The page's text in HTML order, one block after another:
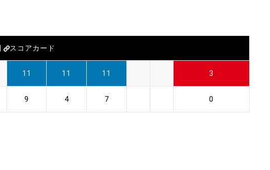
スコアカード
11 11 11 3
9 4 7 0